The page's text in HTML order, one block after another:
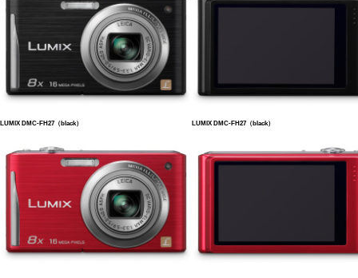
LUMIX DMC-FH27（black） LUMIX DMC-FH27（black）